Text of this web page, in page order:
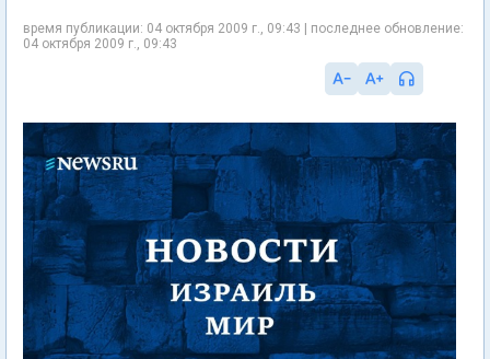
время публикации: 04 октября 2009 г., 09:43 | последнее обновление:
04 октября 2009 г., 09:43